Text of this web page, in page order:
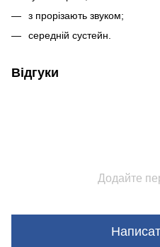
з прорізають звуком;
середній сустейн.
Відгуки
Додайте